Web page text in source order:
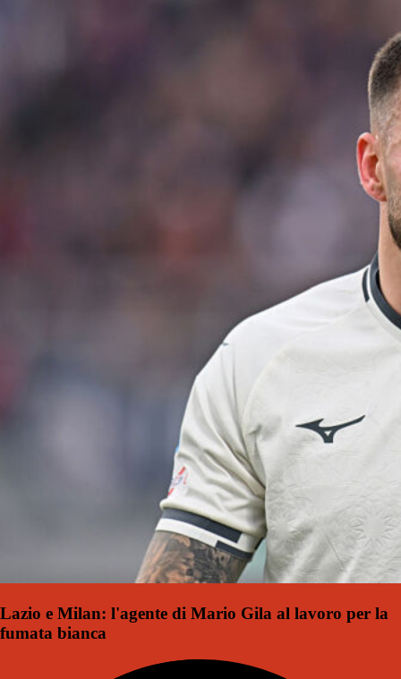
Lazio e Milan: l'agente di Mario Gila al lavoro per la
fumata bianca